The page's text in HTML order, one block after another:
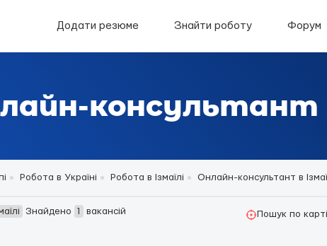
Додати резюме Знайти роботу Форум
консультант в
Робота в Україні Робота в Ізмаїлі Онлайн-консультант в
Знайдено 1 вакансій Пошук по карті